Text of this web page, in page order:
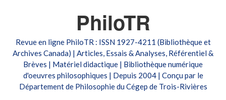
PhiloTR
Revue en ligne PhiloTR : ISSN 1927-4211 (Bibliothèque et
Archives Canada) | Articles, Essais & Analyses, Référentiel &
Brèves | Matériel didactique | Bibliothèque numérique
d'oeuvres philosophiques | Depuis 2004 | Conçu par le
Département de Philosophie du Cégep de Trois-Rivières